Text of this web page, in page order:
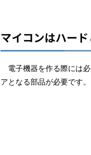
マイコンはハー
電子機器を作る際には
アとなる部品が必要です。